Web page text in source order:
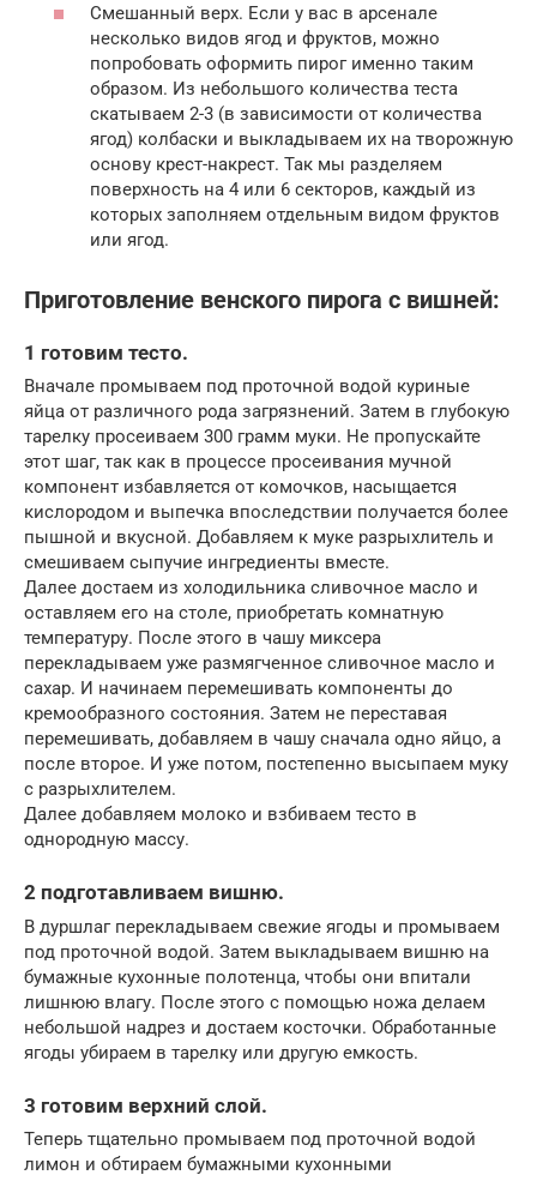
Смешанный верх. Если у вас в арсенале
несколько видов ягод и фруктов, можно
попробовать оформить пирог именно таким
образом. Из небольшого количества теста
скатываем 2-3 (в зависимости от количества
ягод) колбаски и выкладываем их на творожную
основу крест-накрест. Так мы разделяем
поверхность на 4 или 6 секторов, каждый из
которых заполняем отдельным видом фруктов
или ягод.
Приготовление венского пирога с вишней:
1 готовим тесто.
Вначале промываем под проточной водой куриные
яйца от различного рода загрязнений. Затем в глубокую
тарелку просеиваем 300 грамм муки. Не пропускайте
этот шаг, так как в процессе просеивания мучной
компонент избавляется от комочков, насыщается
кислородом и выпечка впоследствии получается более
пышной и вкусной. Добавляем к муке разрыхлитель и
смешиваем сыпучие ингредиенты вместе.
Далее достаем из холодильника сливочное масло и
оставляем его на столе, приобретать комнатную
температуру. После этого в чашу миксера
перекладываем уже размягченное сливочное масло и
сахар. И начинаем перемешивать компоненты до
кремообразного состояния. Затем не переставая
перемешивать, добавляем в чашу сначала одно яйцо, а
после второе. И уже потом, постепенно высыпаем муку
с разрыхлителем.
Далее добавляем молоко и взбиваем тесто в
однородную массу.
2 подготавливаем вишню.
В дуршлаг перекладываем свежие ягоды и промываем
под проточной водой. Затем выкладываем вишню на
бумажные кухонные полотенца, чтобы они впитали
лишнюю влагу. После этого с помощью ножа делаем
небольшой надрез и достаем косточки. Обработанные
ягоды убираем в тарелку или другую емкость.
3 готовим верхний слой.
Теперь тщательно промываем под проточной водой
лимон и обтираем бумажными кухонными